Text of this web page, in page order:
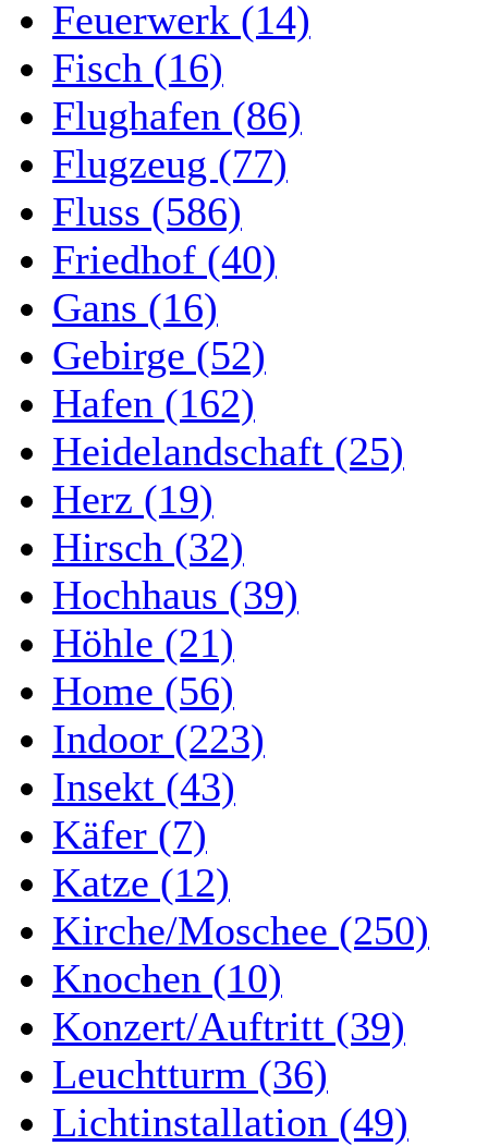
Feuerwerk (14)
Fisch (16)
Flughafen (86)
Flugzeug (77)
Fluss (586)
Friedhof (40)
Gans (16)
Gebirge (52)
Hafen (162)
Heidelandschaft (25)
Herz (19)
Hirsch (32)
Hochhaus (39)
Höhle (21)
Home (56)
Indoor (223)
Insekt (43)
Käfer (7)
Katze (12)
Kirche/Moschee (250)
Knochen (10)
Konzert/Auftritt (39)
Leuchtturm (36)
Lichtinstallation (49)